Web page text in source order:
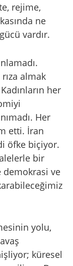
rejime,
ne
vardır.
almak
her
Her
etti. İran
öfke biçiyor.
bir
demokrasi ve
yolu,
küresel